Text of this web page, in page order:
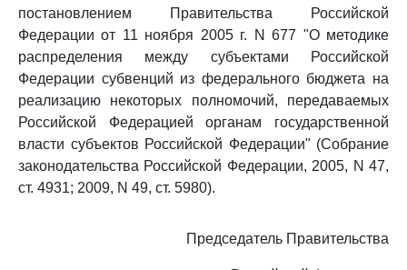
постановлением Правительства Российской
Федерации от 11 ноября 2005 г. N 677 "О методике
распределения между субъектами Российской
Федерации субвенций из федерального бюджета на
реализацию некоторых полномочий, передаваемых
Российской Федерацией органам государственной
власти субъектов Российской Федерации" (Собрание
законодательства Российской Федерации, 2005, N 47,
ст. 4931; 2009, N 49, ст. 5980).
Председатель Правительства